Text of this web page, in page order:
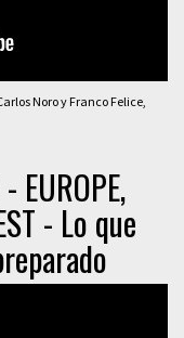
Noro y Franco Felice,
EUROPE,
- Lo que